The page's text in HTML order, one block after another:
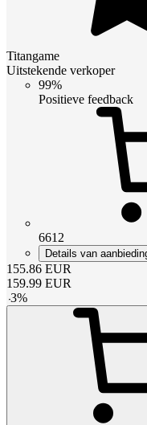
Titangame
Uitstekende verkoper
99%
Positieve feedback
6612
Details van
155.86 EUR
159.99 EUR
-3%